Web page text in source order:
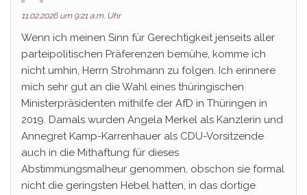
11.02.2026 um 9:21 a.m. Uhr
Wenn ich meinen Sinn für Gerechtigkeit jenseits aller
parteipolitischen Präferenzen bemühe, komme ich
nicht umhin, Herrn Strohmann zu folgen. Ich erinnere
mich sehr gut an die Wahl eines thüringischen
Ministerpräsidenten mithilfe der AfD in Thüringen in
2019. Damals wurden Angela Merkel als Kanzlerin und
Annegret Kamp-Karrenhauer als CDU-Vorsitzende
auch in die Mithaftung für dieses
Abstimmungsmalheur genommen, obschon sie formal
nicht die geringsten Hebel hatten, in das dortige